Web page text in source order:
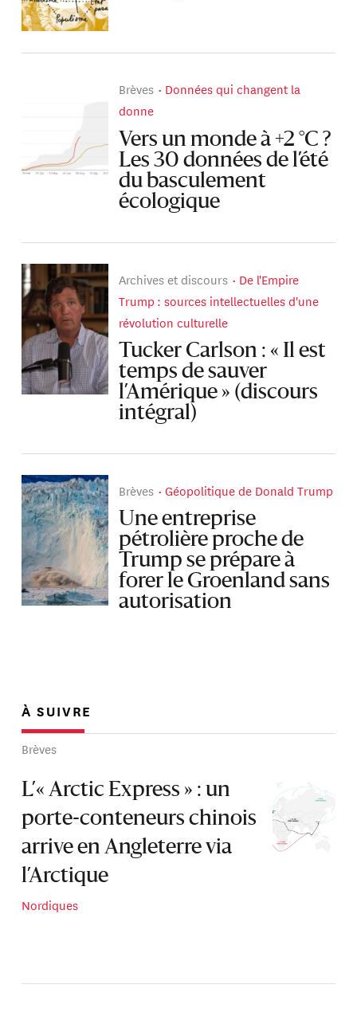
Brèves
Données qui changent la
donne
Vers un monde à +2 °C ?
Les 30 données de l’été
du basculement
écologique
Archives et discours
De l'Empire
Trump : sources intellectuelles d'une
révolution culturelle
Tucker Carlson : « Il est
temps de sauver
l’Amérique » (discours
intégral)
Brèves Géopolitique de Donald Trump
Une entreprise
pétrolière proche de
Trump se prépare à
forer le Groenland sans
autorisation
À SUIVRE
Brèves
L’« Arctic Express » : un
porte-conteneurs chinois
arrive en Angleterre via
l’Arctique
Nordiques